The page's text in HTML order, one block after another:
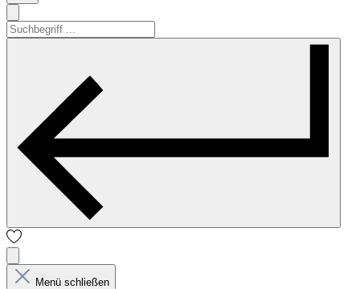
Menü schließen